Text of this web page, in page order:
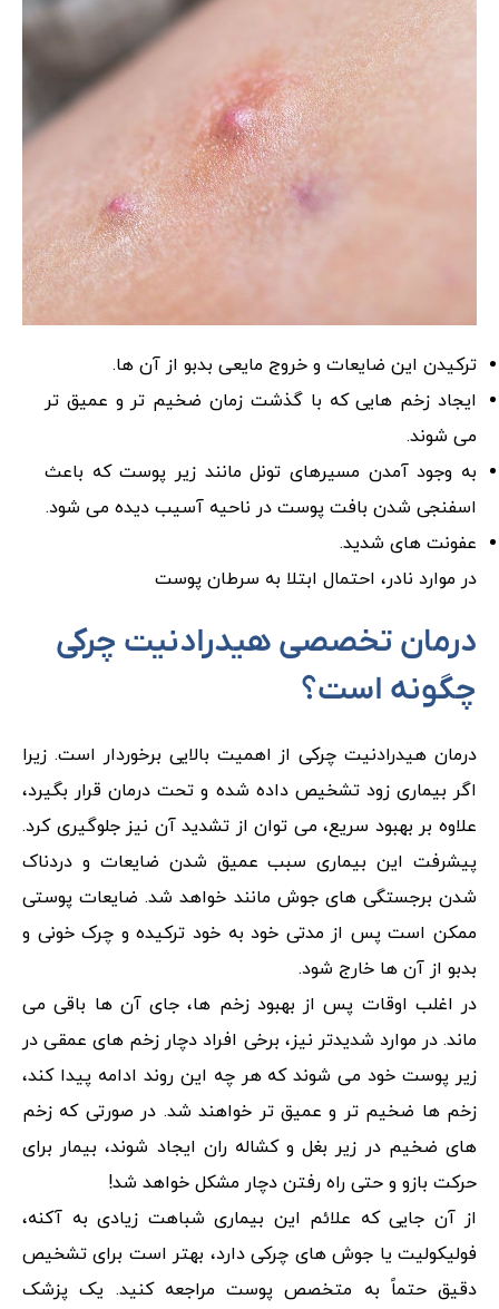
ترکیدن این ضایعات و خروج مایعی بدبو از آن ها.
ایجاد زخم هایی که با گذشت زمان ضخیم تر و عمیق تر
می شوند.
به وجود آمدن مسیرهای تونل مانند زیر پوست که باعث
اسفنجی شدن بافت پوست در ناحیه آسیب دیده می شود.
عفونت های شدید.
در موارد نادر، احتمال ابتلا به سرطان پوست
درمان تخصصی هیدرادنیت چرکی
چگونه است؟
درمان هیدرادنیت چرکی از اهمیت بالایی برخوردار است. زیرا
اگر بیماری زود تشخیص داده شده و تحت درمان قرار بگیرد،
علاوه بر بهبود سریع، می توان از تشدید آن نیز جلوگیری کرد.
پیشرفت این بیماری سبب عمیق شدن ضایعات و دردناک
شدن برجستگی های جوش مانند خواهد شد. ضایعات پوستی
ممکن است پس از مدتی خود به خود ترکیده و چرک خونی و
بدبو از آن ها خارج شود.
در اغلب اوقات پس از بهبود زخم ها، جای آن ها باقی می
ماند. در موارد شدیدتر نیز، برخی افراد دچار زخم های عمقی در
زیر پوست خود می شوند که هر چه این روند ادامه پیدا کند،
زخم ها ضخیم تر و عمیق تر خواهند شد. در صورتی که زخم
های ضخیم در زیر بغل و کشاله ران ایجاد شوند، بیمار برای
حرکت بازو و حتی راه رفتن دچار مشکل خواهد شد!
از آن جایی که علائم این بیماری شباهت زیادی به آکنه،
فولیکولیت یا جوش های چرکی دارد، بهتر است برای تشخیص
دقیق حتماً به متخصص پوست مراجعه کنید. یک پزشک